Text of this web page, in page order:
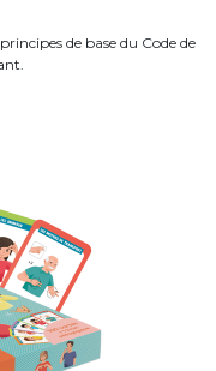
de base du Code de